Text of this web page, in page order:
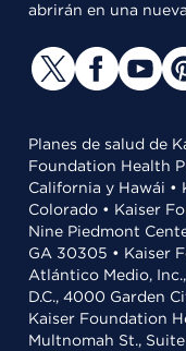
abrirán en una
Planes de salud de
Foundation Health
California y Hawái •
Colorado • Kaiser
Nine Piedmont
GA 30305 • Kaiser
Atlántico Medio,
D.C., 4000 Garden
Kaiser Foundation
Multnomah St.,